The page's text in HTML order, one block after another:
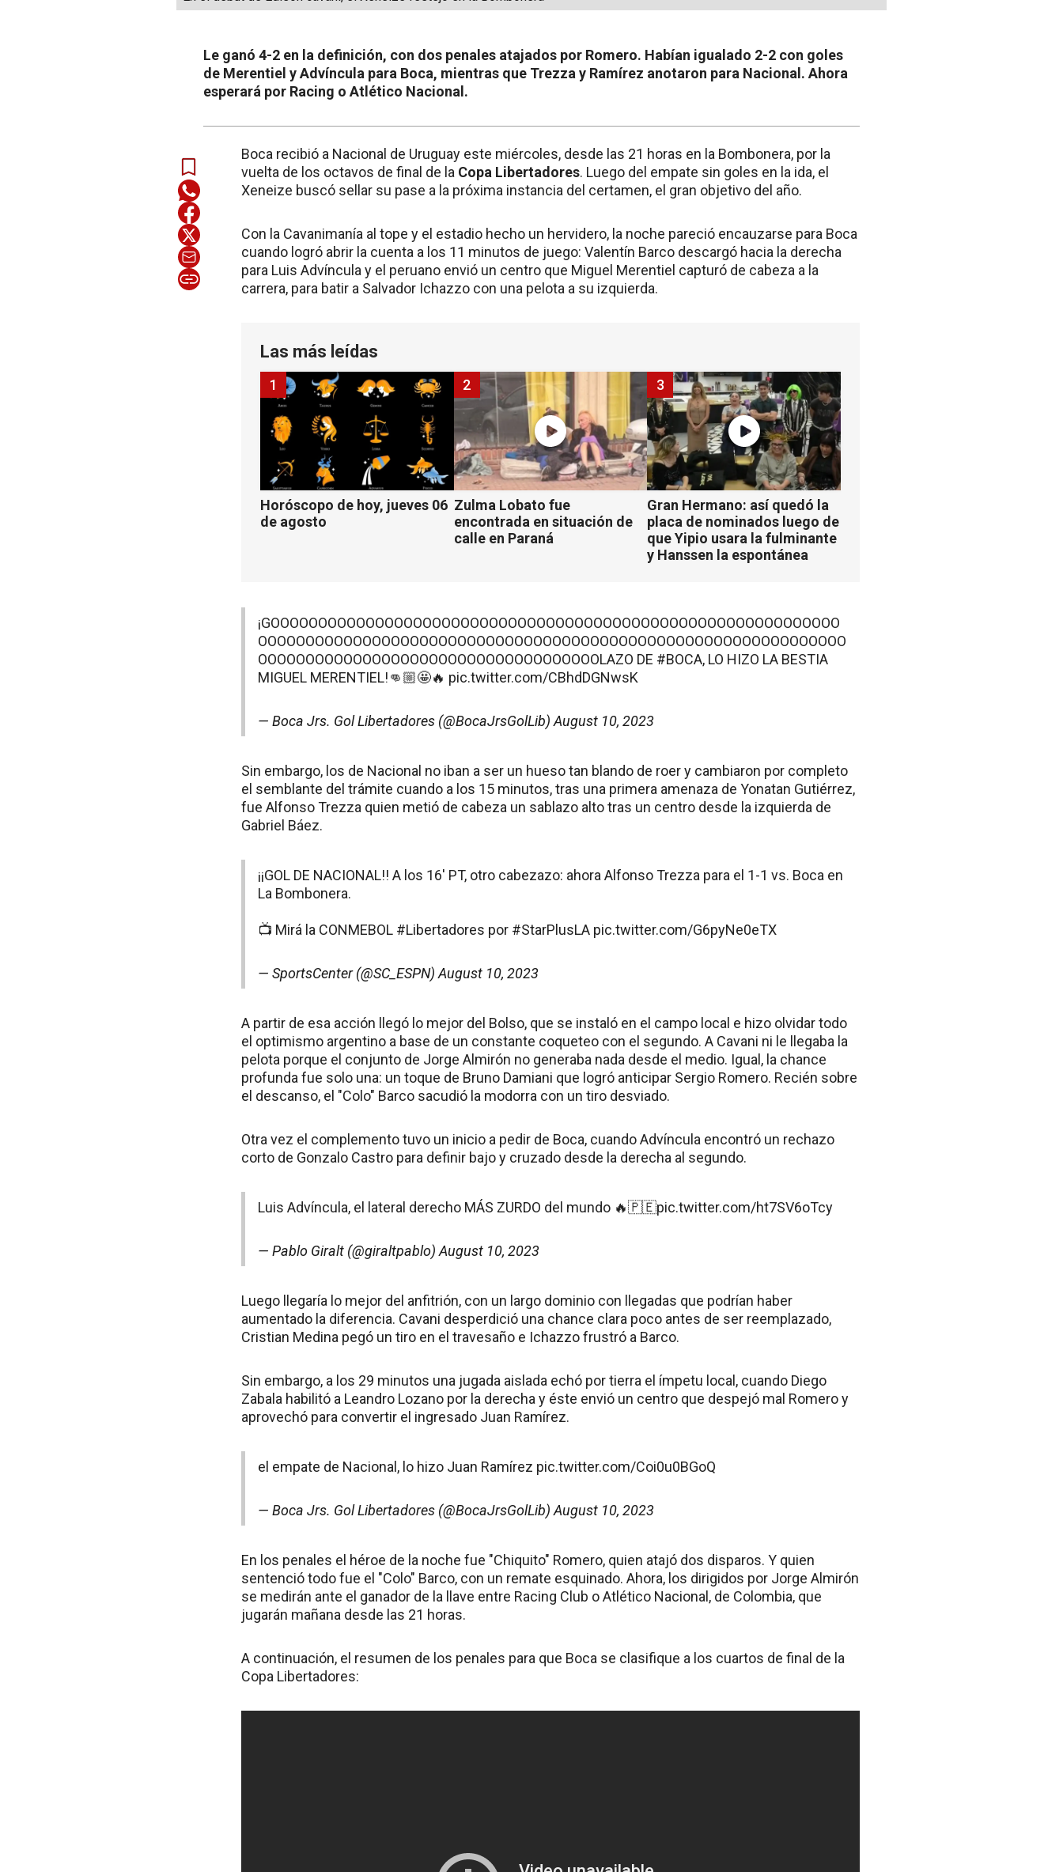
Le ganó 4-2 en la definición, con dos penales atajados por Romero. Habían igualado 2-2 con goles
de Merentiel y Advíncula para Boca, mientras que Trezza y Ramírez anotaron para Nacional. Ahora
esperará por Racing o Atlético Nacional.
Boca recibió a Nacional de Uruguay este miércoles, desde las 21 horas en la Bombonera, por la
vuelta de los octavos de final de la Copa Libertadores. Luego del empate sin goles en la ida, el
Xeneize buscó sellar su pase a la próxima instancia del certamen, el gran objetivo del año.
Con la Cavanimanía al tope y el estadio hecho un hervidero, la noche pareció encauzarse para Boca
cuando logró abrir la cuenta a los 11 minutos de juego: Valentín Barco descargó hacia la derecha
para Luis Advíncula y el peruano envió un centro que Miguel Merentiel capturó de cabeza a la
carrera, para batir a Salvador Ichazzo con una pelota a su izquierda.
Las más leídas
Horóscopo de hoy, jueves 06
de agosto
1
Zulma Lobato fue
encontrada en situación de
calle en Paraná
2
Gran Hermano: así quedó la
placa de nominados luego de
que Yipio usara la fulminante
y Hanssen la espontánea
3
¡GOOOOOOOOOOOOOOOOOOOOOOOOOOOOOOOOOOOOOOOOOOOOOOOOOOOOOOOOOOOO
OOOOOOOOOOOOOOOOOOOOOOOOOOOOOOOOOOOOOOOOOOOOOOOOOOOOOOOOOOOOOO
OOOOOOOOOOOOOOOOOOOOOOOOOOOOOOOOOOOOLAZO DE #BOCA, LO HIZO LA BESTIA
MIGUEL MERENTIEL!👊🏼🤩🔥 pic.twitter.com/CBhdDGNwsK
— Boca Jrs. Gol Libertadores (@BocaJrsGolLib)August 10, 2023
Sin embargo, los de Nacional no iban a ser un hueso tan blando de roer y cambiaron por completo
el semblante del trámite cuando a los 15 minutos, tras una primera amenaza de Yonatan Gutiérrez,
fue Alfonso Trezza quien metió de cabeza un sablazo alto tras un centro desde la izquierda de
Gabriel Báez.
¡¡GOL DE NACIONAL!! A los 16' PT, otro cabezazo: ahora Alfonso Trezza para el 1-1 vs. Boca en
La Bombonera.
📺 Mirá la CONMEBOL #Libertadores por #StarPlusLA pic.twitter.com/G6pyNe0eTX
— SportsCenter (@SC_ESPN)August 10, 2023
A partir de esa acción llegó lo mejor del Bolso, que se instaló en el campo local e hizo olvidar todo
el optimismo argentino a base de un constante coqueteo con el segundo. A Cavani ni le llegaba la
pelota porque el conjunto de Jorge Almirón no generaba nada desde el medio. Igual, la chance
profunda fue solo una: un toque de Bruno Damiani que logró anticipar Sergio Romero. Recién sobre
el descanso, el "Colo" Barco sacudió la modorra con un tiro desviado.
Otra vez el complemento tuvo un inicio a pedir de Boca, cuando Advíncula encontró un rechazo
corto de Gonzalo Castro para definir bajo y cruzado desde la derecha al segundo.
Luis Advíncula, el lateral derecho MÁS ZURDO del mundo 🔥🇵🇪pic.twitter.com/ht7SV6oTcy
— Pablo Giralt (@giraltpablo)August 10, 2023
Luego llegaría lo mejor del anfitrión, con un largo dominio con llegadas que podrían haber
aumentado la diferencia. Cavani desperdició una chance clara poco antes de ser reemplazado,
Cristian Medina pegó un tiro en el travesaño e Ichazzo frustró a Barco.
Sin embargo, a los 29 minutos una jugada aislada echó por tierra el ímpetu local, cuando Diego
Zabala habilitó a Leandro Lozano por la derecha y éste envió un centro que despejó mal Romero y
aprovechó para convertir el ingresado Juan Ramírez.
el empate de Nacional, lo hizo Juan Ramírez pic.twitter.com/Coi0u0BGoQ
— Boca Jrs. Gol Libertadores (@BocaJrsGolLib)August 10, 2023
En los penales el héroe de la noche fue "Chiquito" Romero, quien atajó dos disparos. Y quien
sentenció todo fue el "Colo" Barco, con un remate esquinado. Ahora, los dirigidos por Jorge Almirón
se medirán ante el ganador de la llave entre Racing Club o Atlético Nacional, de Colombia, que
jugarán mañana desde las 21 horas.
A continuación, el resumen de los penales para que Boca se clasifique a los cuartos de final de la
Copa Libertadores: